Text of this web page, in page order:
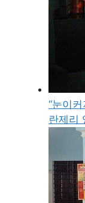
“눈이
란제리